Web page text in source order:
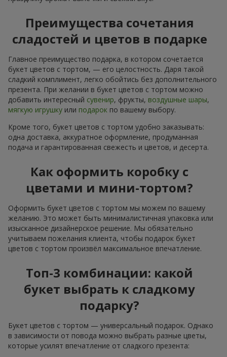
Преимущества сочетания
сладостей и цветов в подарке
Главное преимущество подарка, в котором сочетается
букет цветов с тортом, — его целостность. Даря такой
сладкий комплимент, легко обойтись без дополнительного
презента. При желании в букет цветов с тортом можно
добавить интересный сувенир, фрукты, воздушные шары,
мягкую игрушку или подарок по вашему выбору.
Кроме того, букет цветов с тортом удобно заказывать:
одна доставка, аккуратное оформление, продуманная
подача и гарантированная свежесть и цветов, и десерта.
Как оформить коробку с
цветами и мини-тортом?
Оформить букет цветов с тортом мы можем по вашему
желанию. Это может быть минималистичная упаковка или
изысканное дизайнерское решение. Мы обязательно
учитываем пожелания клиента, чтобы подарок букет
цветов с тортом произвёл максимальное впечатление.
Топ-3 комбинации: какой
букет выбрать к сладкому
подарку?
Букет цветов с тортом — универсальный подарок. Однако
в зависимости от повода можно выбрать разные цветы,
которые усилят впечатление от сладкого презента: